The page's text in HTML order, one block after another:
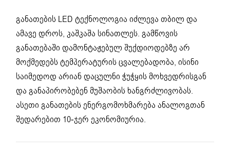
განათების LED ტექნოლოგია იძლევა თბილ და
ამავე დროს, კაშკაშა სინათლეს. გამწოვის
განათებაში დამონტაჟებულ შუქდიოდებზე არ
მოქმედებს ტემპერატურის ცვალებადობა, ისინი
საიმედოდ არიან დაცულნი ჭუჭყის მოხვედრისგან
და განაპირობებენ მუშაობის ხანგრძლივობას.
ასეთი განათების ენერგომოხმარება ანალოგთან
შედარებით 10-ჯერ ეკონომიურია.